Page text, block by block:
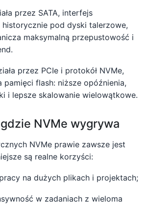
przez SATA, interfejs
pod dyski talerzowe,
maksymalną przepustowość i
przez PCIe i protokół NVMe,
pamięci flash: niższe opóźnienia,
i lepsze skalowanie wielowątkowe.
NVMe wygrywa
NVMe prawie zawsze jest
są realne korzyści:
na dużych plikach i projektach;
w zadaniach z wieloma